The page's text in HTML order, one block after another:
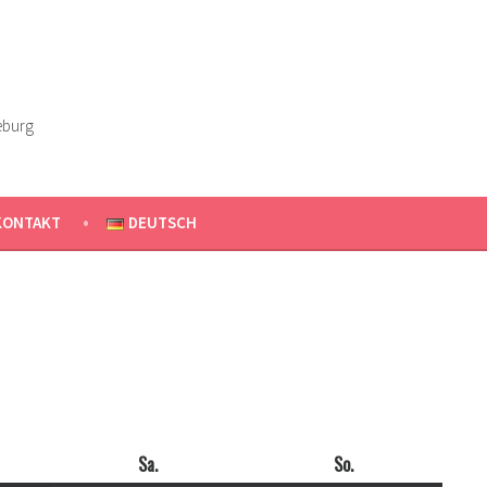
DEUTSCH
Sa.Samstag So.Sonntag